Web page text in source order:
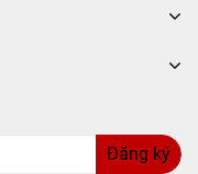
Đăng ký